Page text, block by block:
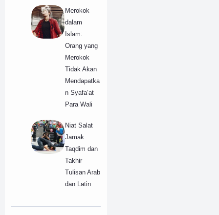
Merokok
dalam
Islam:
Orang yang
Merokok
Tidak Akan
Mendapatka
n Syafa’at
Para Wali
Niat Salat
Jamak
Taqdim dan
Takhir
Tulisan Arab
dan Latin